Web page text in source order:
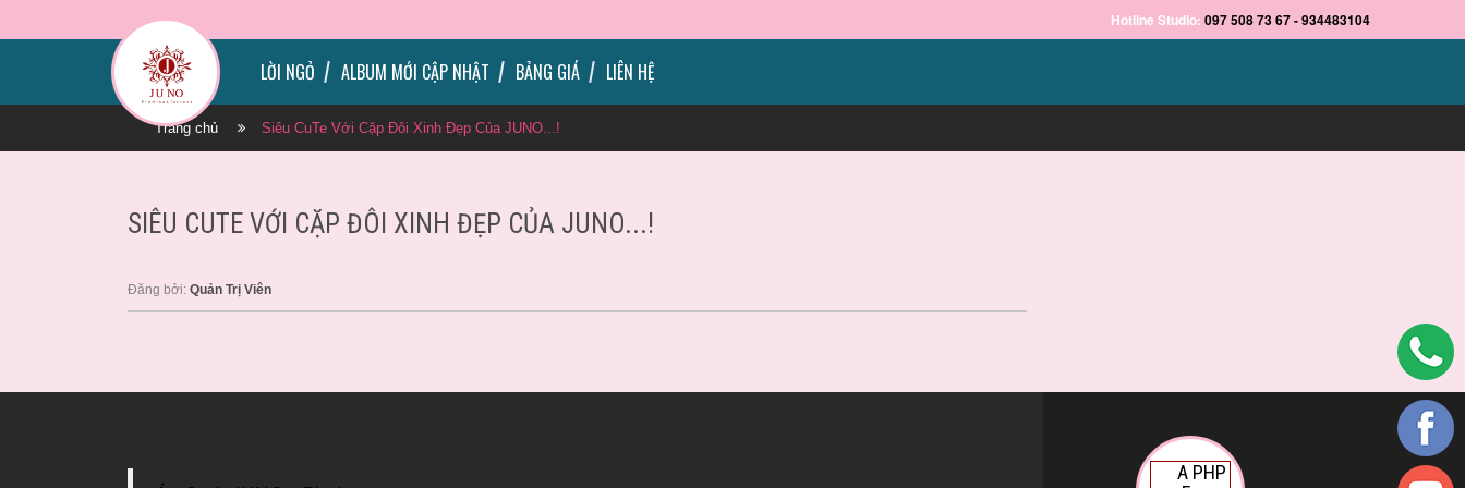
Hotline Studio: 097 508 73 67 - 934483104
LỜI NGỎ ALBUM MỚI CẬP NHẬT BẢNG GIÁ LIÊN HỆ
Trang chủ Siêu CuTe Với Cặp Đôi Xinh Đẹp Của JUNO...!
SIÊU CUTE VỚI CẶP ĐÔI XINH ĐẸP CỦA JUNO...!
Đăng bởi: Quản Trị Viên
A PHP